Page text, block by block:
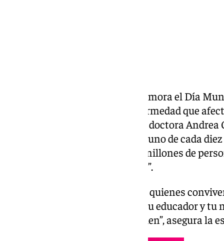
Cada 14 de noviembre se conmemora el Día
destinada a visibilizar una enfermedad que
España y en el mundo. Según la doctora
Quironsalud Sagrado Corazón, “uno de cada
que supone alrededor de cinco millones de
diagnosticada todavía es mayor”.
Esta fecha sirve para recordar a quienes
están solos, está tu endocrino, tu educador y
abordar y todo se puede llevar bien”, asegura la